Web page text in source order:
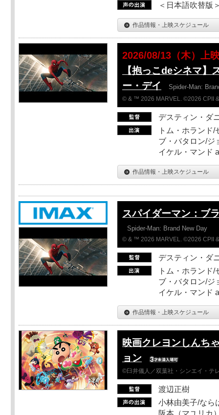
＜日本語吹替版
作品情報・上映スケジュール
2026/08/13（木）上
【抱っこdeシネマ】
ー・デイ
Spider-Man:
© & ™ 2026 MARVEL. ©2026 CPII
デスティン・ダ
トム・ホランド
ブ・バタロン/ジ
イケル・マンド
作品情報・上映スケジュール
スパイダーマン：ブ
Spider-Man: Brand New Day
© & ™ 2026 MARVEL. ©2026 CPII
デスティン・ダ
トム・ホランド
ブ・バタロン/ジ
イケル・マンド
作品情報・上映スケジュール
映画クレヨンしんち
ョン
©臼井儀人／双葉社・シンエイ・テ
渡辺正樹
小林由美子/なら
阪本（マユリカ